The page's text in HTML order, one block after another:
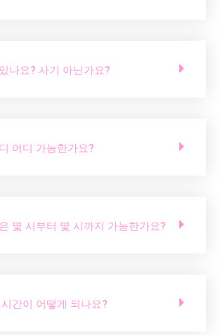
나요? 사기 아닌가요?
어디 가능한가요?
몇 시부터 몇 시까지 가능한가요?
간이 어떻게 되나요?